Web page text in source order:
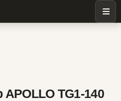
APOLLO TG1-140